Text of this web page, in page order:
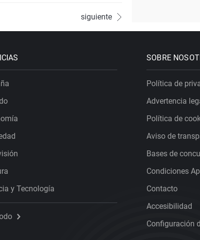
siguiente
y Tecnología
SOBRE
Política de
Advertencia
Política de
Aviso de
Bases de
Condiciones
Contacto
Accesibilidad
Configuración